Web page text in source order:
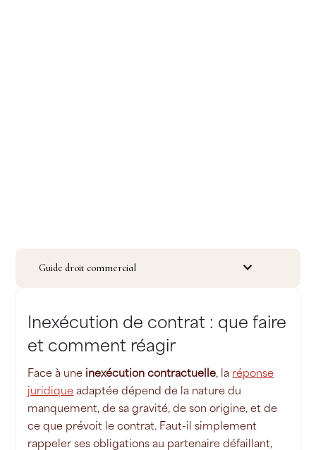
Guide droit commercial
Inexécution de contrat : que faire
et comment réagir
Face à une inexécution contractuelle, la réponse
juridique adaptée dépend de la nature du
manquement, de sa gravité, de son origine, et de
ce que prévoit le contrat. Faut-il simplement
rappeler ses obligations au partenaire défaillant,